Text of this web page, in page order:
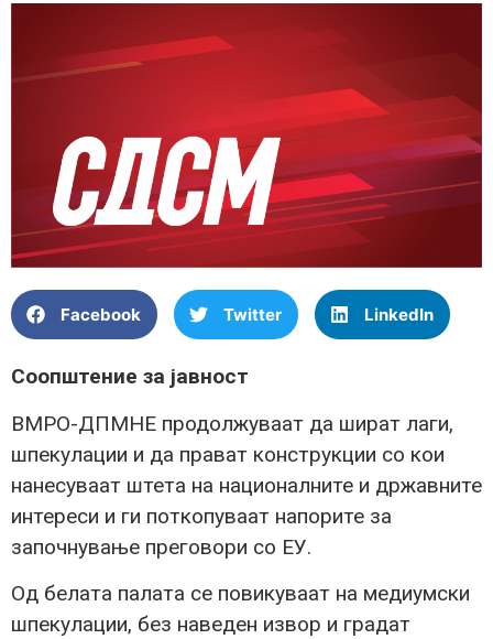
Facebook Twitter LinkedIn
Соопштение за јавност
ВМРО-ДПМНЕ продолжуваат да шират лаги,
шпекулации и да прават конструкции со кои
нанесуваат штета на националните и државните
интереси и ги поткопуваат напорите за
започнување преговори со ЕУ.
Од белата палата се повикуваат на медиумски
шпекулации, без наведен извор и градат